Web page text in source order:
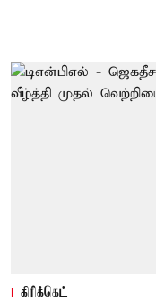
கிரிக்கெட்